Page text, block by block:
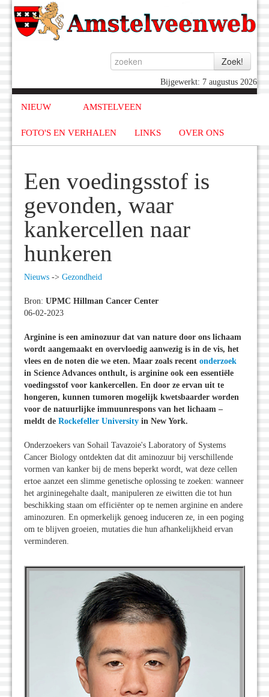
Bijgewerkt: 7 augustus 2026
NIEUW AMSTELVEEN
FOTO'S EN VERHALEN LINKS OVER ONS
Een voedingsstof is
gevonden, waar
kankercellen naar
hunkeren
Nieuws -> Gezondheid
Bron: UPMC Hillman Cancer Center
06-02-2023
Arginine is een aminozuur dat van nature door ons lichaam
wordt aangemaakt en overvloedig aanwezig is in de vis, het
vlees en de noten die we eten. Maar zoals recent onderzoek
in Science Advances onthult, is arginine ook een essentiële
voedingsstof voor kankercellen. En door ze ervan uit te
hongeren, kunnen tumoren mogelijk kwetsbaarder worden
voor de natuurlijke immuunrespons van het lichaam –
meldt de Rockefeller University in New York.
Onderzoekers van Sohail Tavazoie's Laboratory of Systems
Cancer Biology ontdekten dat dit aminozuur bij verschillende
vormen van kanker bij de mens beperkt wordt, wat deze cellen
ertoe aanzet een slimme genetische oplossing te zoeken: wanneer
het argininegehalte daalt, manipuleren ze eiwitten die tot hun
beschikking staan om efficiënter op te nemen arginine en andere
aminozuren. En opmerkelijk genoeg induceren ze, in een poging
om te blijven groeien, mutaties die hun afhankelijkheid ervan
verminderen.